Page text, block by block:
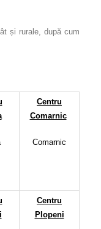
și rurale, după cum
Centru
Comarnic
Comarnic
Centru
Plopeni